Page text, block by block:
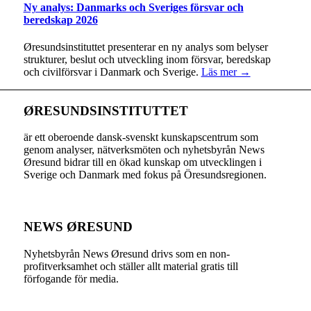
Ny analys: Danmarks och Sveriges försvar och
beredskap 2026
Øresundsinstituttet presenterar en ny analys som belyser
strukturer, beslut och utveckling inom försvar, beredskap
och civilförsvar i Danmark och Sverige. Läs mer →
ØRESUNDSINSTITUTTET
är ett oberoende dansk-svenskt kunskapscentrum som
genom analyser, nätverksmöten och nyhetsbyrån News
Øresund bidrar till en ökad kunskap om utvecklingen i
Sverige och Danmark med fokus på Öresundsregionen.
NEWS ØRESUND
Nyhetsbyrån News Øresund drivs som en non-
profitverksamhet och ställer allt material gratis till
förfogande för media.